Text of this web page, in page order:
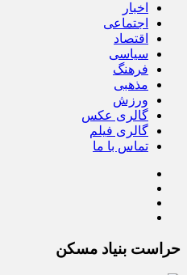
اخبار
اجتماعی
اقتصاد
سیاسی
فرهنگ
مذهبی
ورزش
گالری عکس
گالری فیلم
تماس با ما
حراست بنیاد مسکن